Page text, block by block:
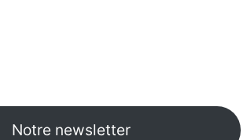
Notre newsletter